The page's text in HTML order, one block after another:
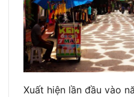
Xuất hiện lần đầu vào